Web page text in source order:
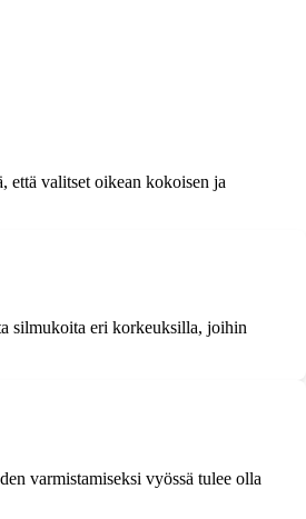
että valitset oikean kokoisen ja
silmukoita eri korkeuksilla, joihin
varmistamiseksi vyössä tulee olla